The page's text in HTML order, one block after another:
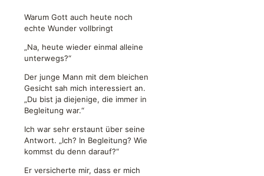
Warum Gott auch heute noch
echte Wunder vollbringt
„Na, heute wieder einmal alleine
unterwegs?“
Der junge Mann mit dem bleichen
Gesicht sah mich interessiert an.
„Du bist ja diejenige, die immer in
Begleitung war.“
Ich war sehr erstaunt über seine
Antwort. „Ich? In Begleitung? Wie
kommst du denn darauf?“
Er versicherte mir, dass er mich